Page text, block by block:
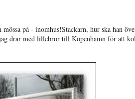
på - inomhus!Stackarn, hur ska han
drar med lillebror till Köpenhamn för att